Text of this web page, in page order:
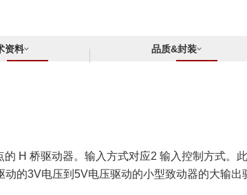
资料 品质&封装
H 桥驱动器。输入方式对应2 输入控制方式。
的3V电压到5V电压驱动的小型致动器的大输出